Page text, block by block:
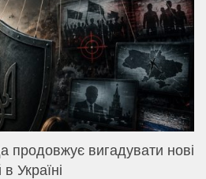
продовжує вигадувати нові
в Україні